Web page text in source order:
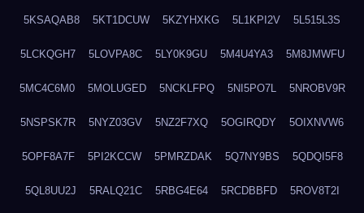
5KSAQAB8 5KT1DCUW 5KZYHXKG 5L1KPI2V 5L515L3S
5LCKQGH7 5LOVPA8C 5LY0K9GU 5M4U4YA3 5M8JMWFU
5MC4C6M0 5MOLUGED 5NCKLFPQ 5NI5PO7L 5NROBV9R
5NSPSK7R 5NYZ03GV 5NZ2F7XQ 5OGIRQDY 5OIXNVW6
5OPF8A7F 5PI2KCCW 5PMRZDAK 5Q7NY9BS 5QDQI5F8
5QL8UU2J 5RALQ21C 5RBG4E64 5RCDBBFD 5ROV8T2I